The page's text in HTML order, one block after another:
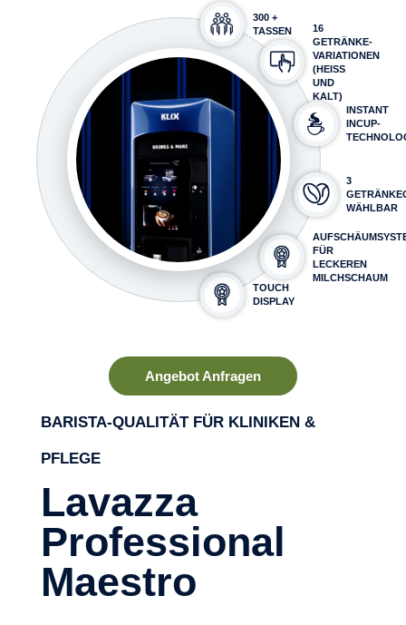
300 +
TASSEN
16
GETRÄNKE-
VARIATIONEN
(HEISS U
ND K
ALT)
INSTANT
INCUP-
3
ÄHLBAR
FÜR
LECKEREN
MILCHSCHAUM
TOUCH
DISPLAY
Angebot Anfragen
BARISTA-QUALITÄT FÜR KLINIKEN &
PFLEGE
Lavazza
Professional
Maestro